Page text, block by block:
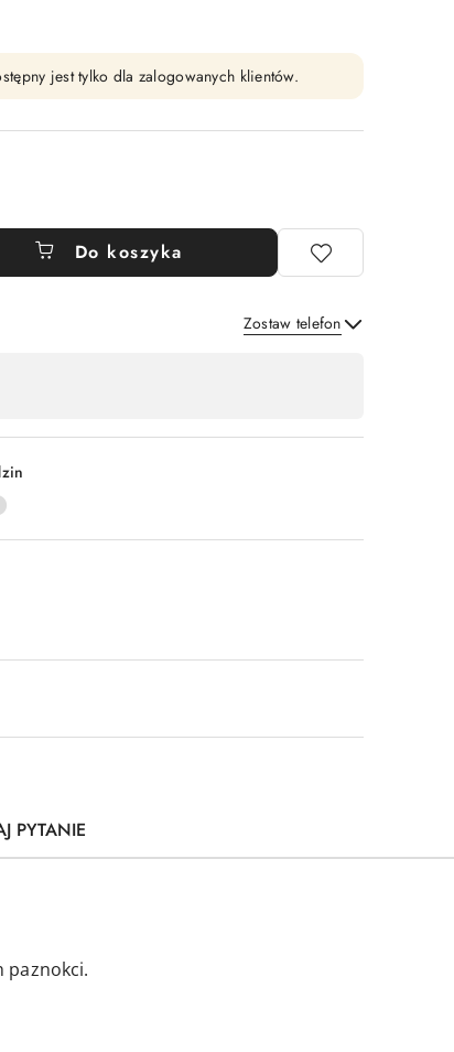
jest tylko dla zalogowanych klientów.
Do koszyka
Zostaw telefon
PYTANIE
paznokci.